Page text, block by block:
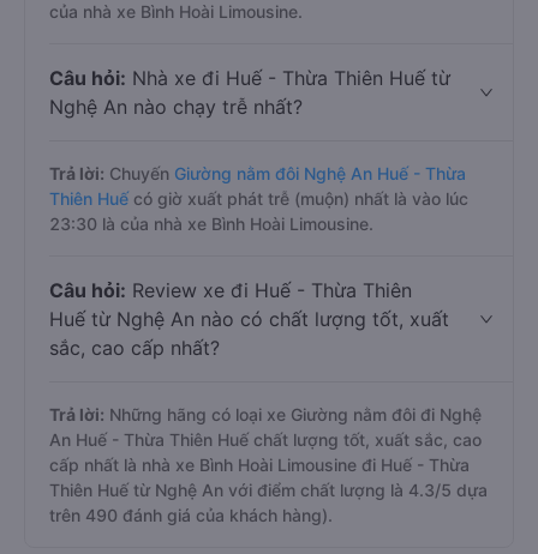
của nhà xe Bình Hoài Limousine.
Câu hỏi: Nhà xe đi Huế - Thừa Thiên Huế từ
Nghệ An nào chạy trễ nhất?
Trả lời: Chuyến Giường nằm đôi Nghệ An Huế - Thừa
Thiên Huế có giờ xuất phát trễ (muộn) nhất là vào lúc
23:30 là của nhà xe Bình Hoài Limousine.
Câu hỏi: Review xe đi Huế - Thừa Thiên
Huế từ Nghệ An nào có chất lượng tốt, xuất
sắc, cao cấp nhất?
Trả lời: Những hãng có loại xe Giường nằm đôi đi Nghệ
An Huế - Thừa Thiên Huế chất lượng tốt, xuất sắc, cao
cấp nhất là nhà xe Bình Hoài Limousine đi Huế - Thừa
Thiên Huế từ Nghệ An với điểm chất lượng là 4.3/5 dựa
trên 490 đánh giá của khách hàng).